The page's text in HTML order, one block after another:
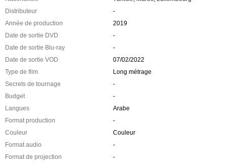
Distributeur
-
Année de production
2019
Date de sortie DVD
-
Date de sortie Blu-ray
-
Date de sortie VOD
07/02/2022
Type de film
Long métrage
Secrets de tournage
-
Budget
-
Langues
Arabe
Format production
-
Couleur
Couleur
Format audio
-
Format de projection
-